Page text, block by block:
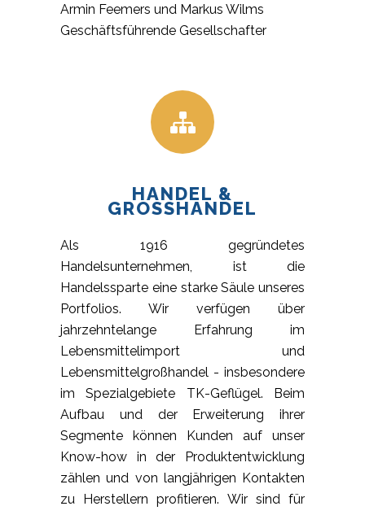
Armin Feemers und Markus Wilms
Geschäftsführende Gesellschafter
HANDEL &
GROSSHANDEL
Als 1916 gegründetes
Handelsunternehmen, ist die
Handelssparte eine starke Säule unseres
Portfolios. Wir verfügen über
jahrzehntelange Erfahrung im
Lebensmittelimport und
Lebensmittelgroßhandel - insbesondere
im Spezialgebiete TK-Geflügel. Beim
Aufbau und der Erweiterung ihrer
Segmente können Kunden auf unser
Know-how in der Produktentwicklung
zählen und von langjährigen Kontakten
zu Herstellern profitieren. Wir sind für